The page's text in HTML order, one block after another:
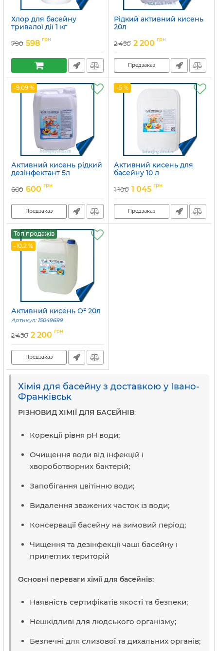
Хлор для басейну
тривалої дії 1 кг
790 598 грн
Рідкий активний кисень
20л
2 450 2 200 грн
Предзаказ
-9.09 %
Активний кисень рідкий
дезінфектант 5л
660 600 грн
Предзаказ
-5 %
Активний кисень для
басейну 10 л
1 100 1 045 грн
Предзаказ
Топ продажів
-10.2 %
Активний кисень O² 20л
Артикул: 15049699
2 450 2 200 грн
Предзаказ
Хімія для басейну з доставкою у Івано-
Франківськ
РІЗНОВИД ХІМІЇ ДЛЯ БАСЕЙНІВ:
Корекції рівня рН води;
Очищення води від інфекцій і
хвороботворних бактерій;
Запобігання цвітінню води;
Видалення зважених часток із води;
Консервації басейну на зимовий період;
Чищення та дезінфекції чаші басейну і
прилеглих територій
Основні переваги хімії для басейнів:
Наявність сертифікатів якості та безпеки;
Нешкідливі для людського організму;
Безпечні для слизової та дихальних органів;